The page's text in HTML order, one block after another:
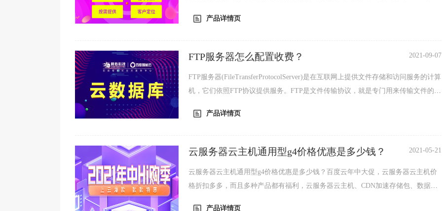
产品详情页
FTP服务器怎么配置收费？ 2021-09-07
FTP服务器(FileTransferProtocolServer)是在互联网上提供文件存储和访问服务的计算
机，它们依照FTP协议提供服务。FTP是文件传输协议，就是专门用来传输文件的协
产品详情页
云服务器云主机通用型g4价格优惠是多少钱？ 2021-05-21
云服务器云主机通用型g4价格优惠是多少钱？百度云年中大促，云服务器云主机价
格折扣多多，而且多种产品都有福利，云服务器云主机、CDN加速存储包、数据
产品详情页